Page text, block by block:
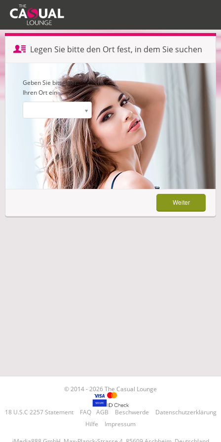
Profil erstellen — Schritt 1 von 3
Legen Sie bitte den Ort fest, in dem Sie suchen
Weiter
Geben Sie bitte hier
Ihren Ort ein
Weiter
© 2014 - 2026 The Casual Lounge
18 U.S.C 2257 Statement FAQ AGB Beschwerde
Datenschutzerklärung
Hilfe
Impressum